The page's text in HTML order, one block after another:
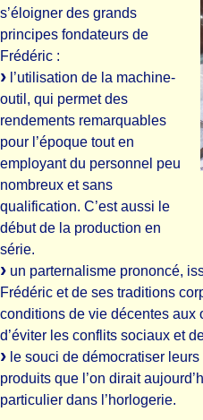
s’éloigner des grands
principes fondateurs de
Frédéric :
l’utilisation de la machine-
outil, qui permet des
rendements remarquables
pour l’époque tout en
employant du personnel peu
nombreux et sans
qualification. C’est aussi le
début de la production en
série.
un parternalisme prononcé,
Frédéric et de ses traditions
conditions de vie décentes aux
d’éviter les conflits sociaux et
le souci de démocratiser
produits que l’on dirait
particulier dans l’horlogerie.